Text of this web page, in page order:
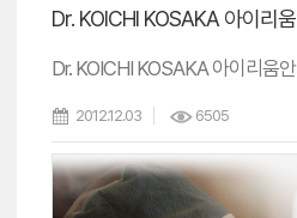
Dr. KOICHI KOSAKA 아이리
Dr. KOICHI KOSAKA 아이리움
2012.12.03 6505